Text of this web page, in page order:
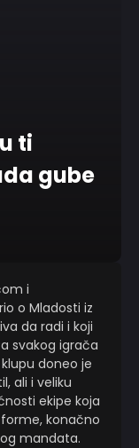
ti
gube
i
o Mladosti iz
da radi i koji
svakog igrača
doneo je
ali i veliku
ekipe koja
konačno
mandata.